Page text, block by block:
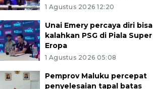
1 Agustus 2026 12:20
Unai Emery percaya diri bisa
kalahkan PSG di Piala Super
Eropa
1 Agustus 2026 05:08
Pemprov Maluku percepat
penyelesaian tapal batas